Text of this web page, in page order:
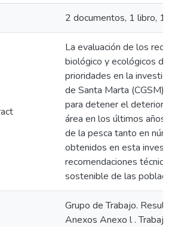
2 documentos, 1 libro, 1
La evaluación de los
biológico y ecológicos
prioridades en la
de Santa Marta (CGSM)
para detener el
área en los últimos años,
de la pesca tanto en
obtenidos en esta
recomendaciones
sostenible de las
Grupo de Trabajo.
Anexos Anexo l .